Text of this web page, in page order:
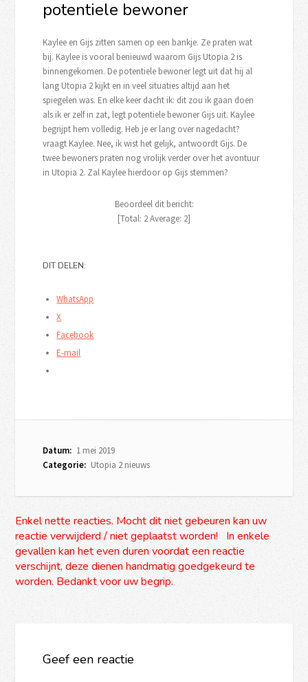
potentiele bewoner
Kaylee en Gijs zitten samen op een bankje. Ze praten wat
bij. Kaylee is vooral benieuwd waarom Gijs Utopia 2 is
binnengekomen. De potentiele bewoner legt uit dat hij al
lang Utopia 2 kijkt en in veel situaties altijd aan het
spiegelen was. En elke keer dacht ik: dit zou ik gaan doen
als ik er zelf in zat, legt potentiele bewoner Gijs uit. Kaylee
begrijpt hem volledig. Heb je er lang over nagedacht?
vraagt Kaylee. Nee, ik wist het gelijk, antwoordt Gijs. De
twee bewoners praten nog vrolijk verder over het avontuur
in Utopia 2. Zal Kaylee hierdoor op Gijs stemmen?
Beoordeel dit bericht:
[Total: 2Average: 2]
DIT DELEN:
WhatsApp
X
Facebook
E-mail
Datum: 1 mei 2019
Categorie: Utopia 2 nieuws
Enkel nette reacties. Mocht dit niet gebeuren kan uw
reactie verwijderd / niet geplaatst worden! In enkele
gevallen kan het even duren voordat een reactie
verschijnt, deze dienen handmatig goedgekeurd te
worden. Bedankt voor uw begrip.
Geef een reactie